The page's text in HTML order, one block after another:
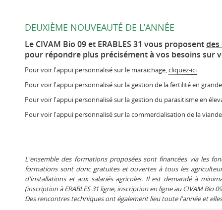
DEUXIÈME NOUVEAUTÉ DE L’ANNÉE
Le CIVAM Bio 09 et ERABLES 31 vous proposentdes
pour répondre plus précisément à vos besoins sur
Pour voir l'appui personnalisé sur le maraichage, cliquez-ici
Pour voir l'appui personnalisé sur la gestion de la fertilité en
Pour voir l'appui personnalisé sur la gestion du parasitisme en
Pour voir l'appui personnalisé sur la commercialisation de la
L'ensemble des formations proposées sont financées via les
formations sont donc gratuites et ouvertes à tous les
d'installations et aux salariés agricoles. Il est demandé à
(inscription à ERABLES 31 ligne, inscription en ligne au CIVAM Bio
Des rencontres techniques ont également lieu toute l'année et